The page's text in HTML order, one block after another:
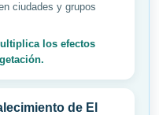
ciudades y grupos
los efectos
de El